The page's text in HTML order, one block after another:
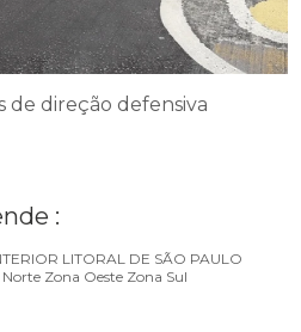
de direção defensiva
:
LITORAL DE SÃO PAULO
Zona Oeste Zona Sul